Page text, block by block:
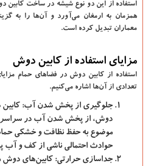
استفاده از این دو نوع شیشه در ساخت کابین
همزمان به ارمغان می‌آورد و آن‌ها را به
معماران تبدیل کرده است.
مزایای استفاده از کابین دوش
استفاده از کابین دوش در فضاهای حمام
تعدادی از آن‌ها اشاره می‌کنیم.
جلوگیری از پخش شدن آب:
دوش، از پخش شدن آب در سراسر
موضوع به حفظ نظافت و خشکی
حوادث احتمالی ناشی از کف و آب
جداسازی حرارتی: کابین‌های دوش